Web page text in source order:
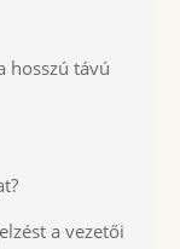
hosszú távú
a vezetői